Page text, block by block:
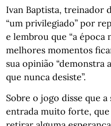
Ivan Baptista, treinador
“um privilegiado” por
e lembrou que “a época
melhores momentos
sua opinião “demonstra
que nunca desiste”.
Sobre o jogo disse que a
entrada muito forte, que